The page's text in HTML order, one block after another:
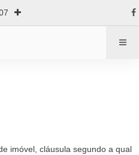
imóvel, cláusula segundo a qual